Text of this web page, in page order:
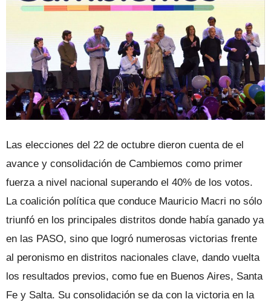
Las elecciones del 22 de octubre dieron cuenta de el
avance y consolidación de Cambiemos como primer
fuerza a nivel nacional superando el 40% de los votos.
La coalición política que conduce Mauricio Macri no sólo
triunfó en los principales distritos donde había ganado ya
en las PASO, sino que logró numerosas victorias frente
al peronismo en distritos nacionales clave, dando vuelta
los resultados previos, como fue en Buenos Aires, Santa
Fe y Salta. Su consolidación se da con la victoria en la